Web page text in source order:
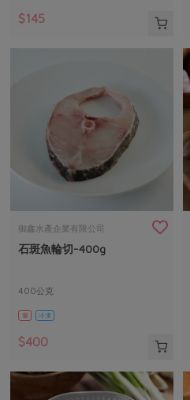
$145
御鑫水產企業有限公司
石斑魚輪切-400g
400公克
葷 冷凍
$400